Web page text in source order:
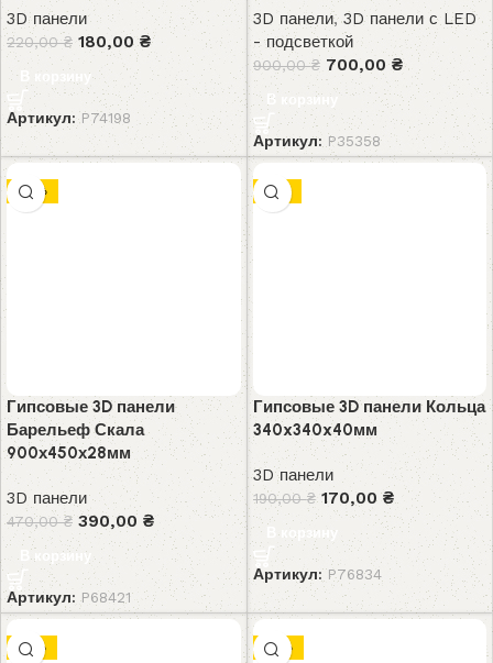
3D панели
220,00₴ 180,00₴
В корзину
Артикул:P74198
3D панели,3D панели с LED
- подсветкой
900,00₴ 700,00₴
В корзину
Артикул: P35358
-17%
Гипсовые 3D панели
Барельеф Скала
900х450х28мм
3D панели
470,00₴ 390,00 ₴
В корзину
Артикул: P68421
-11%
Гипсовые 3D панели Кольца
340x340x40мм
3D панели
190,00₴ 170,00₴
В корзину
Артикул:P76834
-15% -13%